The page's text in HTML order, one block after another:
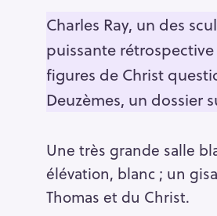
Charles Ray, un des
puissante
figures de Christ
Deuzèmes, un dossier
Une très grande salle
élévation, blanc ; un
Thomas et du Christ.